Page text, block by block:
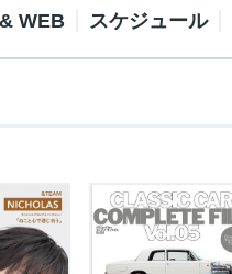
WEB スケジュール